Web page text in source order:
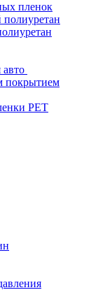
пленок
покрытием
PET